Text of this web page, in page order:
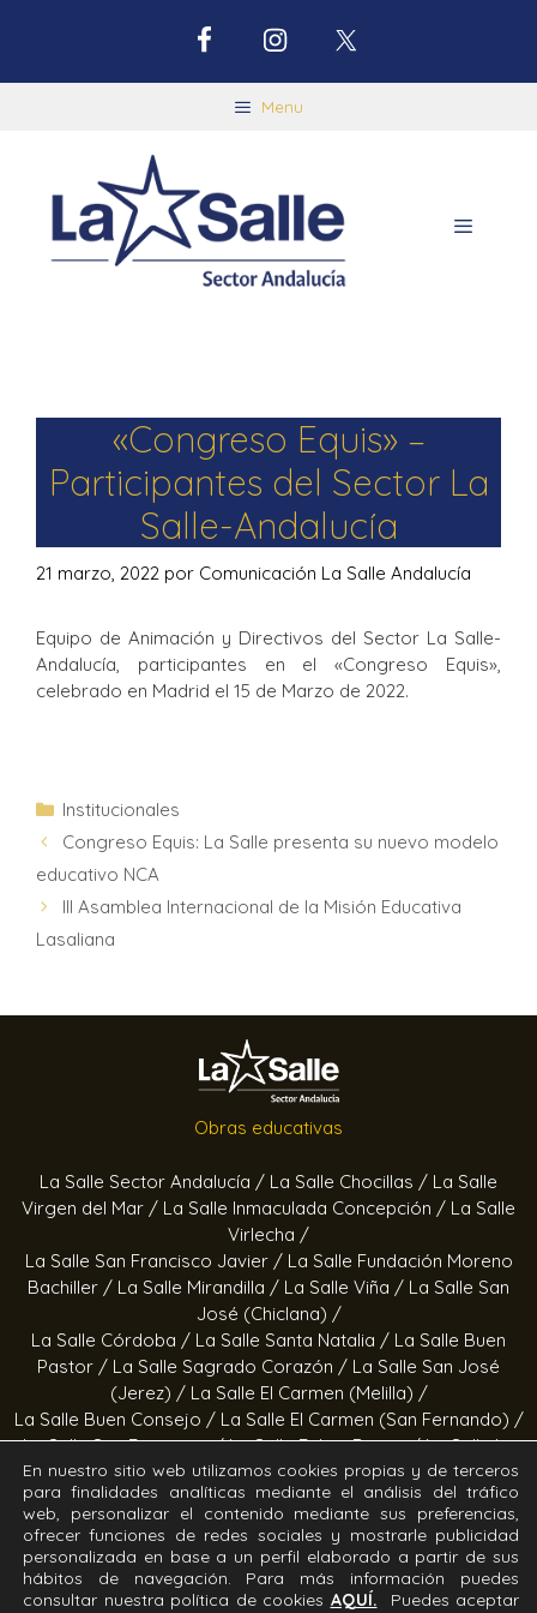
Menu
«Congreso Equis» –
Participantes del Sector La
Salle-Andalucía
21 marzo, 2022 por Comunicación La Salle Andalucía
Equipo de Animación y Directivos del Sector La Salle-
Andalucía, participantes en el «Congreso Equis»,
celebrado en Madrid el 15 de Marzo de 2022.
Institucionales
Congreso Equis: La Salle presenta su nuevo modelo
educativo NCA
III Asamblea Internacional de la Misión Educativa
Lasaliana
Obras educativas
La Salle Sector Andalucía / La Salle Chocillas / La Salle
Virgen del Mar / La Salle Inmaculada Concepción / La Salle
Virlecha /
La Salle San Francisco Javier / La Salle Fundación Moreno
Bachiller / La Salle Mirandilla / La Salle Viña / La Salle San
José (Chiclana) /
La Salle Córdoba / La Salle Santa Natalia / La Salle Buen
Pastor / La Salle Sagrado Corazón / La Salle San José
(Jerez) / La Salle El Carmen (Melilla) /
La Salle Buen Consejo / La Salle El Carmen (San Fernando) /
La Salle San Francisco /La Salle Felipe Benito /La Salle La
Purísima
Obras socioeducativas
Estrella Azahara /Manos Abiertas /Hogar Jerez / Proyecto
Alfa /Hogar San Ramón y San Fernando /Calor en la Noche
En nuestro sitio web utilizamos cookies propias y de terceros
para finalidades analíticas mediante el análisis del tráfico
web, personalizar el contenido mediante sus preferencias,
ofrecer funciones de redes sociales y mostrarle publicidad
personalizada en base a un perfil elaborado a partir de sus
hábitos de navegación. Para más información puedes
consultar nuestra política de cookies AQUÍ.
Puedes aceptar